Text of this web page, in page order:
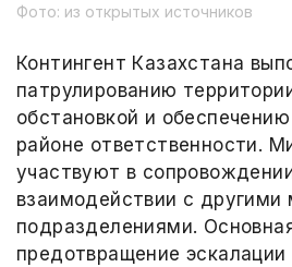
Фото: из открытых источников
Контингент Казахстана
патрулированию
обстановкой и
районе ответственности.
участвуют в
взаимодействии с
подразделениями.
предотвращение эскалации